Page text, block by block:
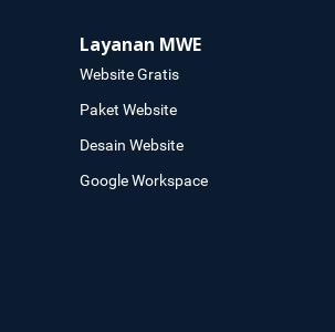
Layanan MWE
Website Gratis
Paket Website
Desain Website
Google Workspace